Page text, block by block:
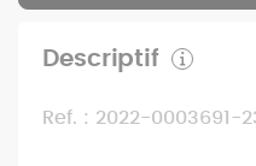
Descriptif
Ref. : 2022-0003691-